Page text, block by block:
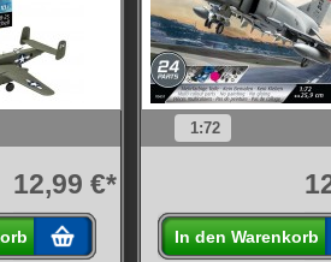
12,99 €*
1:72
In den Warenkorb